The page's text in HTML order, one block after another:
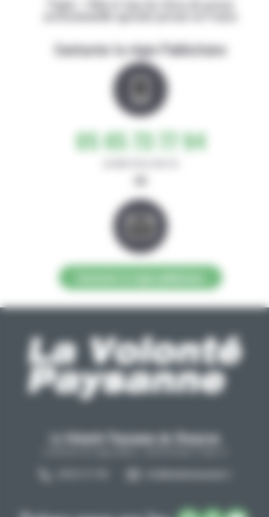
Papier + Web et tous les titres de presse
Contacter la régie Publicitaire
05 65 73 77 94
ou
La Volonté Paysanne de l'Aveyron